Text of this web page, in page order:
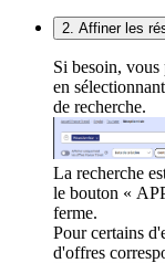
2. Affiner les
Si besoin, vous
en
de recherche.
La recherche
le bouton «
ferme.
Pour certains
d'offres